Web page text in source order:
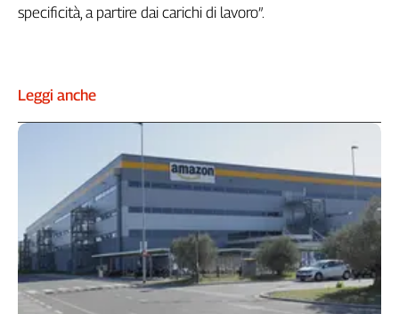
specificità, a partire dai carichi di lavoro”.
Leggi anche